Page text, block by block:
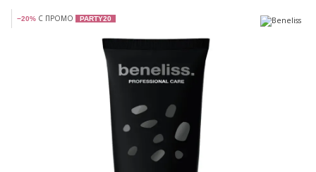
−20% С ПРОМО PARTY20